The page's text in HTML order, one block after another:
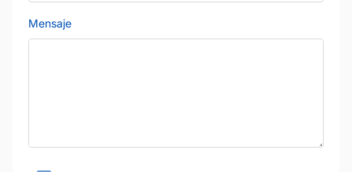
Mensaje